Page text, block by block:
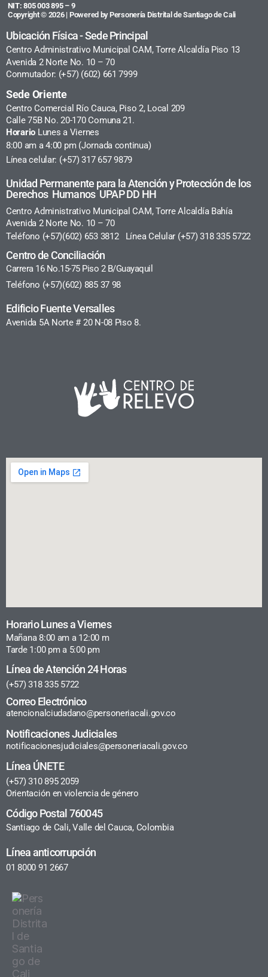
NIT: 805 003 895 – 9
Copyright © 2026 | Powered by Personería Distrital de Santiago de Cali
Ubicación Física - Sede Principal
Centro Administrativo Municipal CAM, Torre Alcaldía Piso 13
Avenida 2 Norte No. 10 – 70
Conmutador: (+57) (602) 661 7999
Sede Oriente
Centro Comercial Río Cauca, Piso 2, Local 209
Calle 75B No. 20-170 Comuna 21.
Horario Lunes a Viernes
8:00 am a 4:00 pm (Jornada continua)
Línea celular: (+57) 317 657 9879
Unidad Permanente para la Atención y Protección de los
Derechos Humanos UPAP DD HH
Centro Administrativo Municipal CAM, Torre Alcaldía Bahía
Avenida 2 Norte No. 10 – 70
Teléfono (+57)(602) 653 3812 Línea Celular (+57) 318 335 5722
Centro de Conciliación
Carrera 16 No.15-75 Piso 2 B/Guayaquil
Teléfono (+57)(602) 885 37 98
Edificio Fuente Versalles
Avenida 5A Norte # 20 N-08 Piso 8.
Horario Lunes a Viernes
Mañana 8:00 am a 12:00 m
Tarde 1:00 pm a 5:00 pm
Línea de Atención 24 Horas
(+57) 318 335 5722
Correo Electrónico
atencionalciudadano@personeriacali.gov.co
Notificaciones Judiciales
notificacionesjudiciales@personeriacali.gov.co
Línea ÚNETE
(+57) 310 895 2059
Orientación en violencia de género
Código Postal 760045
Santiago de Cali, Valle del Cauca, Colombia
Línea anticorrupción
01 8000 91 2667